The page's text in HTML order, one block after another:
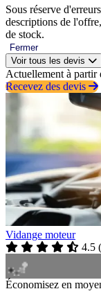
Sous réserve
descriptions de
de stock.
Fermer
Voir tous les devis
Actuellement à partir
Recevez des devis
Vidange moteur
4.5 (
Économisez en